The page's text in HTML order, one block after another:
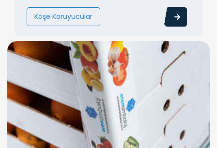
Köşe Koruyucular